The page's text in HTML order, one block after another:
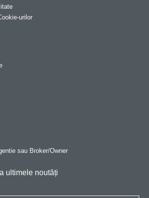
urilor
sau Broker/Owner
ultimele noutăți